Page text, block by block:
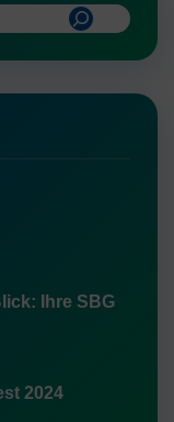
Ihre SBG
2024